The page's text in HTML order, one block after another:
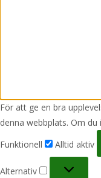
För att ge en bra
denna webbplats. Om
Funktionell
Alltid aktiv
Alternativ